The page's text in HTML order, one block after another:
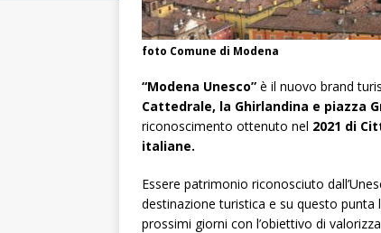
foto Comune di Modena
“Modena Unesco” è il nuovo brand
Cattedrale, la Ghirlandina e piazza
riconoscimento ottenuto nel 2021 di
italiane.
Essere patrimonio riconosciuto
destinazione turistica e su questo punta
prossimi giorni con l’obiettivo di